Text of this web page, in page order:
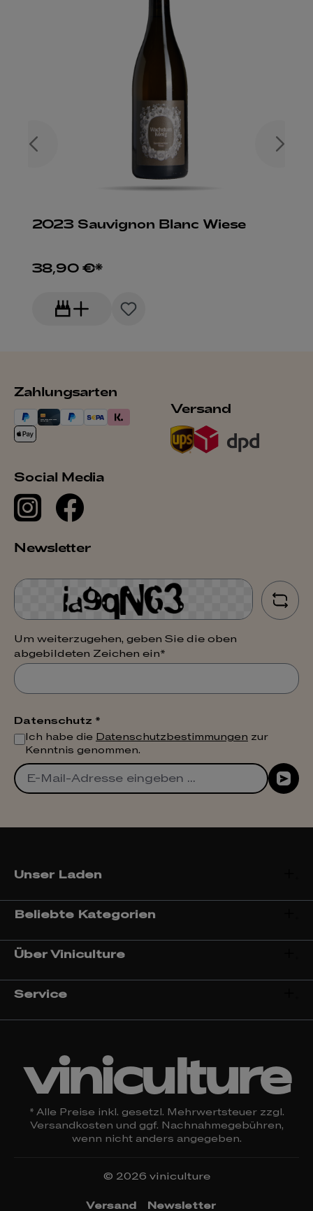
2023 Sauvignon Blanc Wiese
38,90 €*
Zahlungsarten
Versand
Social Media
Newsletter
Um weiterzugehen, geben Sie die oben
abgebildeten Zeichen ein*
Datenschutz *
Ich habe die Datenschutzbestimmungen zur
Kenntnis genommen.
Unser Laden
Beliebte Kategorien
Über Viniculture
Service
viniculture
* Alle Preise inkl. gesetzl. Mehrwertsteuer zzgl.
Versandkosten und ggf. Nachnahmegebühren,
wenn nicht anders angegeben.
© 2026 viniculture
Versand Newsletter